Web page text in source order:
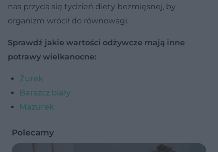
nas przyda się tydzień diety bezmięsnej, by
organizm wrócił do równowagi.
Sprawdź jakie wartości odżywcze mają inne
potrawy wielkanocne:
Żurek
Barszcz biały
Mazurek
Polecamy